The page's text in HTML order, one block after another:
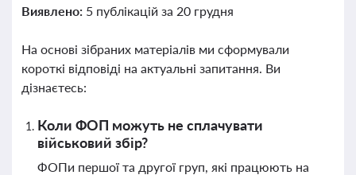
Виявлено: 5 публікацій за 20 грудня
На основі зібраних матеріалів ми сформували
короткі відповіді на актуальні запитання. Ви
дізнаєтесь:
Коли ФОП можуть не сплачувати
військовий збір?
ФОПи першої та другої груп, які працюють на